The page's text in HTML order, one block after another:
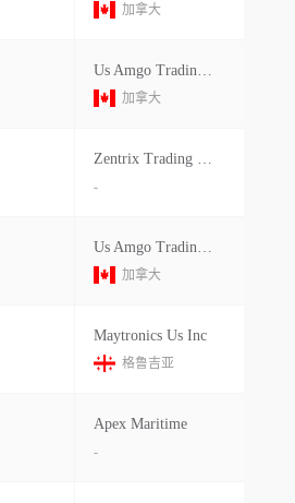
加拿大
Us Amgo Trading Inc
加拿大
Zentrix Trading Llc
-
Us Amgo Trading Inc
加拿大
Maytronics Us Inc
格鲁吉亚
Apex Maritime
-